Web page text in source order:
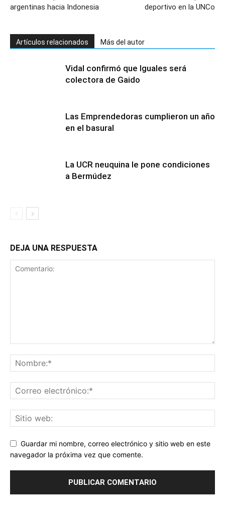
argentinas hacia Indonesia
deportivo en la UNCo
Artículos relacionados Más del autor
Vidal confirmó que Iguales será
colectora de Gaido
Las Emprendedoras cumplieron un año
en el basural
La UCR neuquina le pone condiciones
a Bermúdez
DEJA UNA RESPUESTA
Guardar mi nombre, correo electrónico y sitio web en este
navegador la próxima vez que comente.